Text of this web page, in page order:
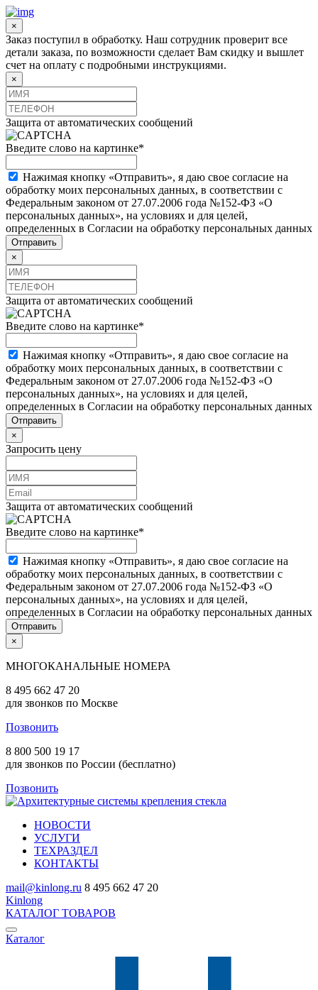
×
Заказ поступил в обработку. Наш сотрудник проверит все
детали заказа, по возможности сделает Вам скидку и вышлет
счет на оплату с подробными инструкциями.
×
Защита от автоматических сообщений
Введите слово на картинке*
Нажимая кнопку «Отправить», я даю свое согласие на
обработку моих персональных данных, в соответствии с
Федеральным законом от 27.07.2006 года №152-ФЗ «О
персональных данных», на условиях и для целей,
определенных в Согласии на обработку персональных данных
×
Защита от автоматических сообщений
Введите слово на картинке*
Нажимая кнопку «Отправить», я даю свое согласие на
обработку моих персональных данных, в соответствии с
Федеральным законом от 27.07.2006 года №152-ФЗ «О
персональных данных», на условиях и для целей,
определенных в Согласии на обработку персональных данных
×
Запросить цену
Защита от автоматических сообщений
Введите слово на картинке*
Нажимая кнопку «Отправить», я даю свое согласие на
обработку моих персональных данных, в соответствии с
Федеральным законом от 27.07.2006 года №152-ФЗ «О
персональных данных», на условиях и для целей,
определенных в Согласии на обработку персональных данных
×
МНОГОКАНАЛЬНЫЕ НОМЕРА
8 495 662 47 20
для звонков по Москве
Позвонить
8 800 500 19 17
для звонков по России (бесплатно)
Позвонить
НОВОСТИ
УСЛУГИ
ТЕХРАЗДЕЛ
КОНТАКТЫ
mail@kinlong.ru 8 495 662 47 20
Kinlong
КАТАЛОГ ТОВАРОВ
Каталог